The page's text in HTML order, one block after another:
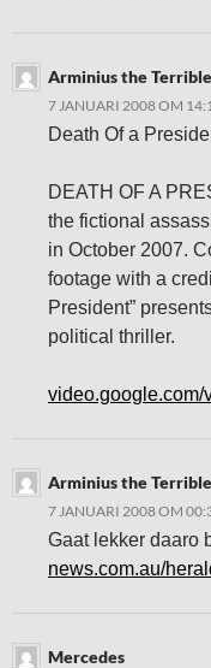
Arminius the Terrible
7 JANUARI 2008 OM
Death Of a
DEATH OF A
the fictional
in October 2007.
footage with a
President”
political thriller.
video.google.com/
Arminius the Terrible
7 JANUARI 2008 OM
Gaat lekker daaro
news.com.au/
Mercedes